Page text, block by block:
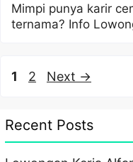
Mimpi punya karir
ternama? Info
Page
1 Page
2 Next →
Recent Posts